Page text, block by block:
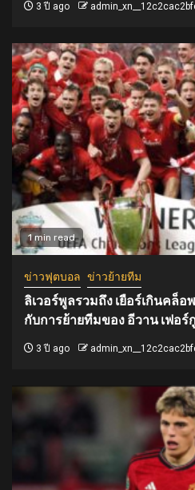
3 ปี ago
1 min read
ข่าวฟุตบอล ข่าวย้ายทีม
ลิเวอร์พูลรวมถึง เยือร์เกินคล็
กับการย้ายทีมของ อีวาน เฟอร์
3 ปี ago